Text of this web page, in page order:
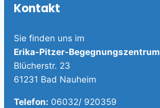
Kontakt
Sie finden uns im
Erika-Pitzer-Begegnungszentrum
Blücherstr. 23
61231 Bad Nauheim
Telefon: 06032/ 920359